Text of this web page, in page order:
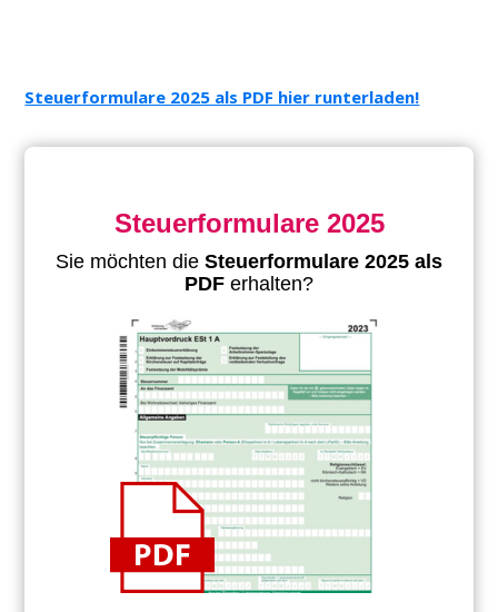
Steuerformulare 2025 als PDF hier runterladen!
Steuerformulare 2025
Sie möchten die Steuerformulare 2025 als
PDF erhalten?